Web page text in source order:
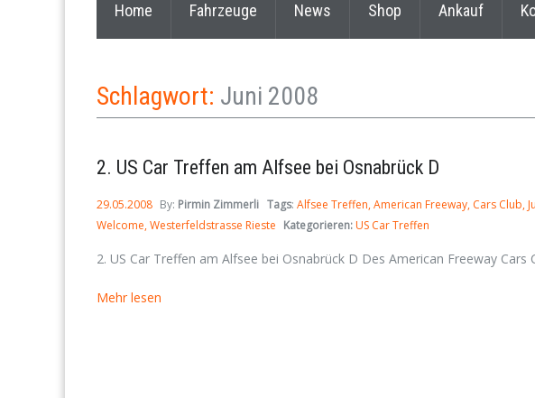
Home Fahrzeuge News Shop Ankauf
Schlagwort: Juni 2008
2. US Car Treffen am Alfsee bei Osnabrück D
29.05.2008 By: Pirmin Zimmerli Tags: Alfsee Treffen American Freeway Cars Club
Welcome Westerfeldstrasse Rieste Kategorieren:US Car Treffen
2. US Car Treffen am Alfsee bei Osnabrück D Des American Freeway
Mehr lesen